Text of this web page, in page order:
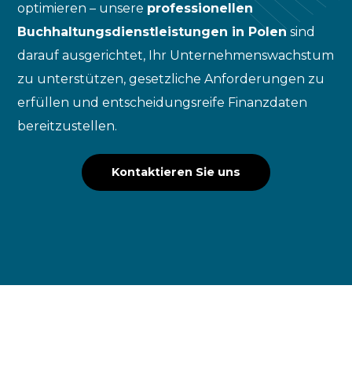
optimieren – unsere professionellen
Buchhaltungsdienstleistungen in Polen sind
darauf ausgerichtet, Ihr Unternehmenswachstum
zu unterstützen, gesetzliche Anforderungen zu
erfüllen und entscheidungsreife Finanzdaten
bereitzustellen.
Kontaktieren Sie uns